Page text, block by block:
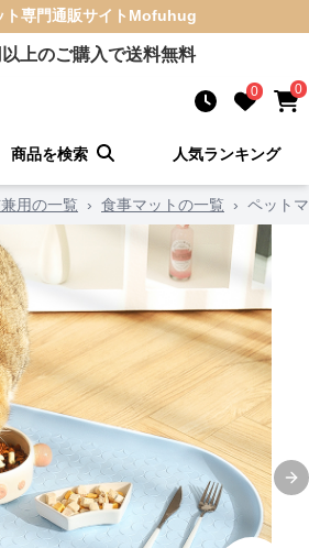
専門通販サイト Mofuhug
上のご購入で送料無料
0 0
商品を検索 人気ランキング
用の一覧 › 食事マットの一覧 › ペット